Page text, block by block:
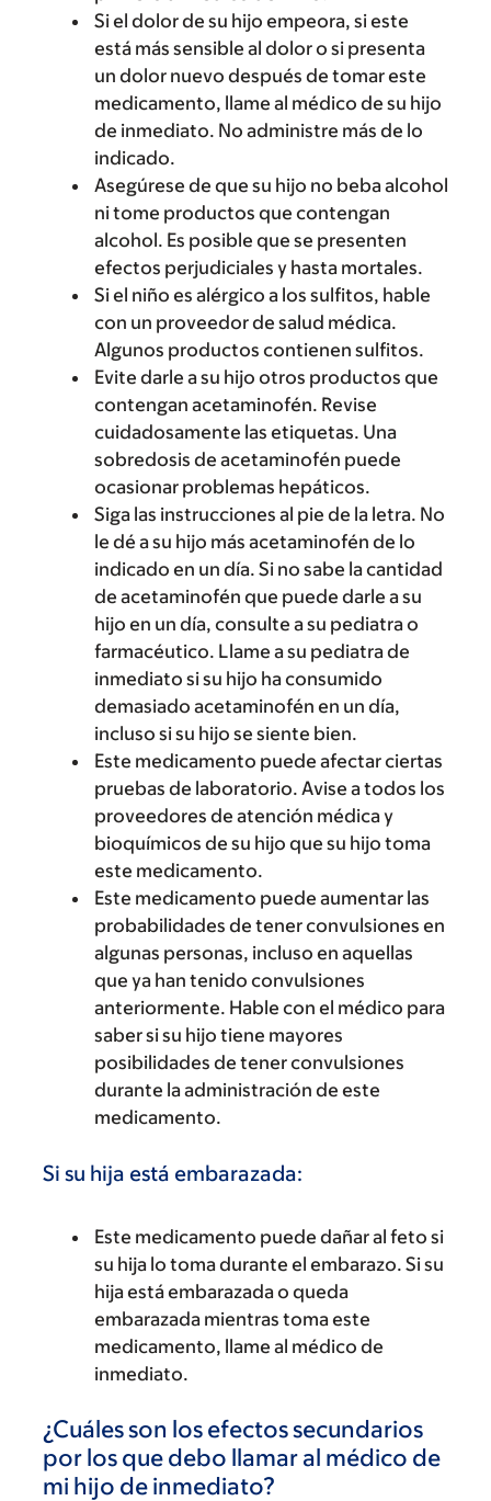
Si el dolor de su hijo empeora, si este
está más sensible al dolor o si presenta
un dolor nuevo después de tomar este
medicamento, llame al médico de su hijo
de inmediato. No administre más de lo
indicado.
Asegúrese de que su hijo no beba alcohol
ni tome productos que contengan
alcohol. Es posible que se presenten
efectos perjudiciales y hasta mortales.
Si el niño es alérgico a los sulfitos, hable
con un proveedor de salud médica.
Algunos productos contienen sulfitos.
Evite darle a su hijo otros productos que
contengan acetaminofén. Revise
cuidadosamente las etiquetas. Una
sobredosis de acetaminofén puede
ocasionar problemas hepáticos.
Siga las instrucciones al pie de la letra. No
le dé a su hijo más acetaminofén de lo
indicado en un día. Si no sabe la cantidad
de acetaminofén que puede darle a su
hijo en un día, consulte a su pediatra o
farmacéutico. Llame a su pediatra de
inmediato si su hijo ha consumido
demasiado acetaminofén en un día,
incluso si su hijo se siente bien.
Este medicamento puede afectar ciertas
pruebas de laboratorio. Avise a todos los
proveedores de atención médica y
bioquímicos de su hijo que su hijo toma
este medicamento.
Este medicamento puede aumentar las
probabilidades de tener convulsiones en
algunas personas, incluso en aquellas
que ya han tenido convulsiones
anteriormente. Hable con el médico para
saber si su hijo tiene mayores
posibilidades de tener convulsiones
durante la administración de este
medicamento.
Si su hija está embarazada:
Este medicamento puede dañar al feto si
su hija lo toma durante el embarazo. Si su
hija está embarazada o queda
embarazada mientras toma este
medicamento, llame al médico de
inmediato.
¿Cuáles son los efectos secundarios
por los que debo llamar al médico de
mi hijo de inmediato?